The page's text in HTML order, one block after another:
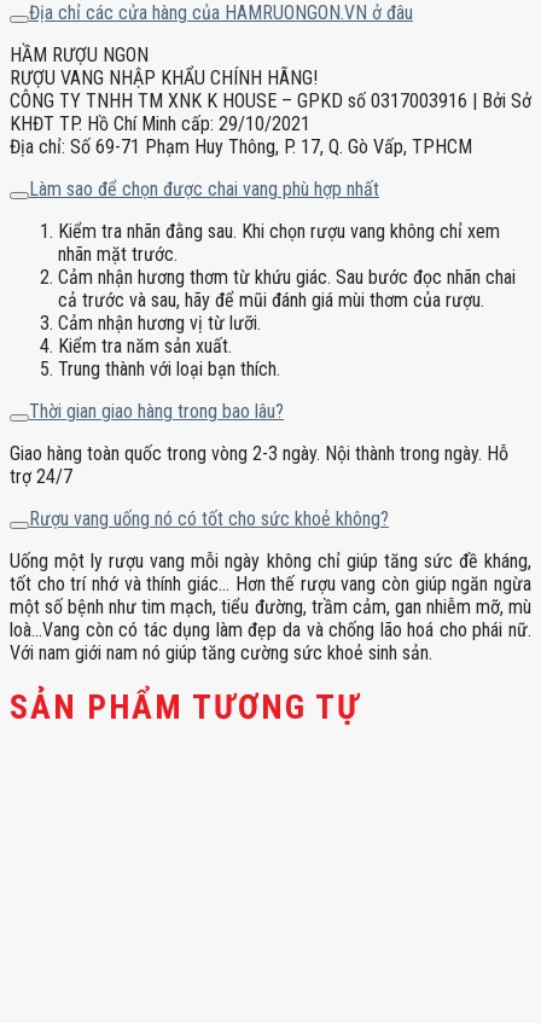
Địa chỉ các cửa hàng của HAMRUONGON.VN ở đâu
HẦM RƯỢU NGON
RƯỢU VANG NHẬP KHẨU CHÍNH HÃNG!
CÔNG TY TNHH TM XNK K HOUSE – GPKD số 0317003916 | Bởi Sở
KHĐT TP. Hồ Chí Minh cấp: 29/10/2021
Địa chỉ: Số 69-71 Phạm Huy Thông, P. 17, Q. Gò Vấp, TPHCM
Làm sao để chọn được chai vang phù hợp nhất
Kiểm tra nhãn đằng sau. Khi chọn rượu vang không chỉ xem
nhãn mặt trước.
Cảm nhận hương thơm từ khứu giác. Sau bước đọc nhãn chai
cả trước và sau, hãy để mũi đánh giá mùi thơm của rượu.
Cảm nhận hương vị từ lưỡi.
Kiểm tra năm sản xuất.
Trung thành với loại bạn thích.
Thời gian giao hàng trong bao lâu?
Giao hàng toàn quốc trong vòng 2-3 ngày. Nội thành trong ngày. Hỗ
trợ 24/7
Rượu vang uống nó có tốt cho sức khoẻ không?
Uống một ly rượu vang mỗi ngày không chỉ giúp tăng sức đề kháng,
tốt cho trí nhớ và thính giác… Hơn thế rượu vang còn giúp ngăn ngừa
một số bệnh như tim mạch, tiểu đường, trầm cảm, gan nhiễm mỡ, mù
loà…Vang còn có tác dụng làm đẹp da và chống lão hoá cho phái nữ.
Với nam giới nam nó giúp tăng cường sức khoẻ sinh sản.
SẢN PHẨM TƯƠNG TỰ